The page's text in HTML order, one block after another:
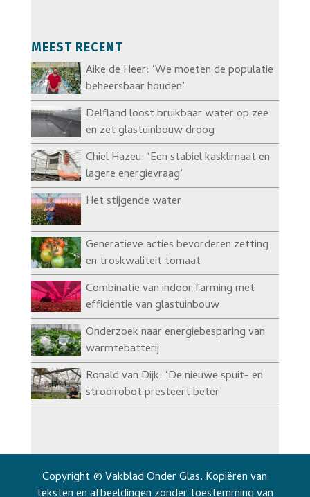
MEEST RECENT
Aike de Heer: ‘We moeten de populatie
beheersbaar houden’
Delfland loost bruikbaar water op zee
en zet glastuinbouw droog
Chiel Hazeu: ‘Een stabiel kasklimaat en
lagere energievraag’
Het stijgende water
Generatieve acties bevorderen zetting
en troskwaliteit tomaat
Combinatie van indoor farming met
efficiëntie van glastuinbouw
Onderzoek naar energiebesparing van
warmtebatterij
Ronald van Dijk: ‘De nieuwe spuit- en
strooirobot presteert beter’
Copyright © Vakblad Onder Glas. Kopiëren van